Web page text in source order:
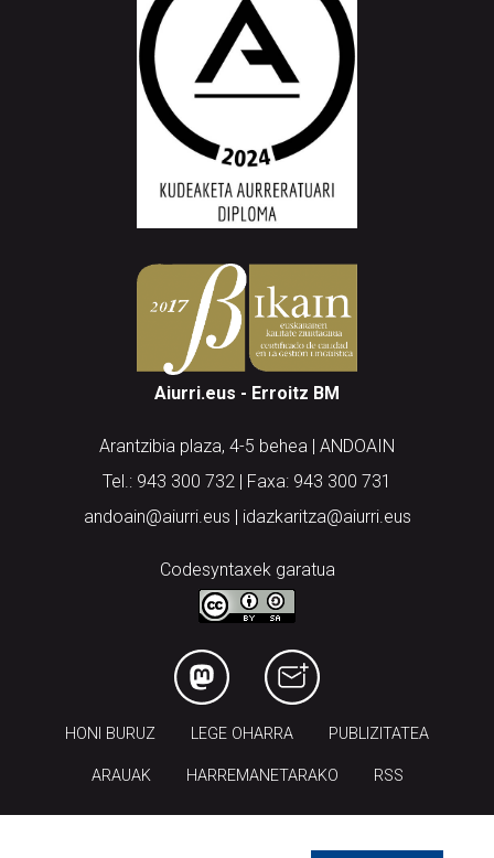
Aiurri.eus - Erroitz BM
Arantzibia plaza, 4-5 behea | ANDOAIN
Tel.: 943 300 732 | Faxa: 943 300 731
andoain@aiurri.eus | idazkaritza@aiurri.eus
Codesyntaxek garatua
HONI BURUZ LEGE OHARRA PUBLIZITATEA
ARAUAK HARREMANETARAKO RSS